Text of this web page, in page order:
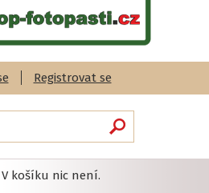
Registrovat se
V košíku nic není.